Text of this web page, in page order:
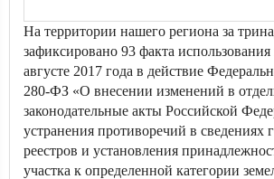
На территории нашего региона за
зафиксировано 93 факта
августе 2017 года в действие
280-ФЗ «О внесении изменений в
законодательные акты Российской
устранения противоречий в сведениях
реестров и установления
участка к определенной категории